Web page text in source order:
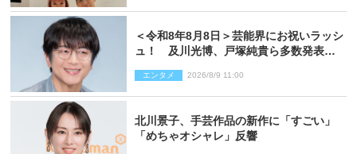
＜令和8年8月8日＞芸能界にお祝いラッシ
ュ！ 及川光博、戸塚純貴ら多数発表結
エンタメ 2026/8/9 11:00
北川景子、手芸作品の新作に「すごい」
「めちゃオシャレ」反響